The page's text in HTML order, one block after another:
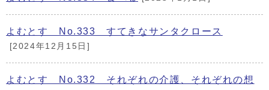
よむとす No.333 すてきなサンタクロース
[2024年12月15日]
よむとす No.332 それぞれの介護、それぞれの想